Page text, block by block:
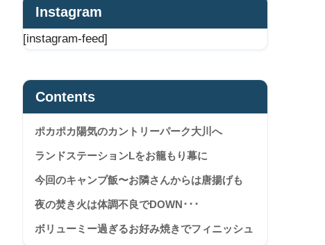
Instagram
[instagram-feed]
Contents
ポカポカ陽気のカントリーパーク大川へ
ランドステーションLをお籠もり幕に
今回のキャンプ飯〜お隣さんからは唐揚げも
夜の焚き火は体調不良でDOWN･･･
ボリューミー過ぎるお好み焼きでフィニッシュ